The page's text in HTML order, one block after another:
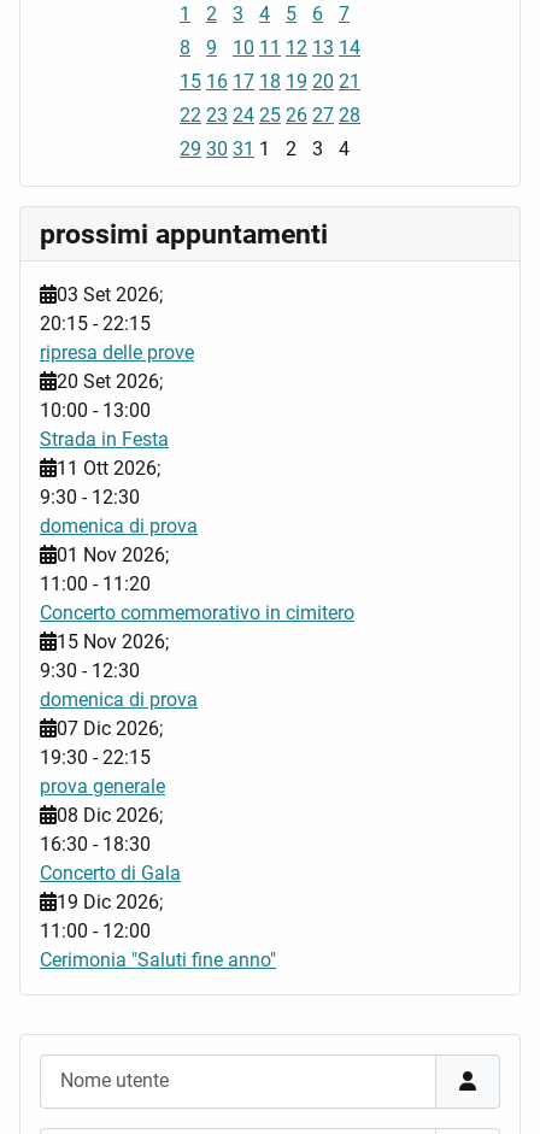
1
2 3 4 5 6
7
8
9 10 11 12 13 14
15 16 17 18 19 20 21
22 23 24 25 26 27 28
29 30 31 1 2 3 4
prossimi appuntamenti
03 Set 2026;
20:15 -22:15
ripresa delle prove
20 Set 2026;
10:00 - 13:00
Strada in Festa
11 Ott 2026;
9:30 - 12:30
domenica di prova
01 Nov 2026;
11:00 - 11:20
Concerto commemorativo in cimitero
15 Nov 2026;
9:30 - 12:30
domenica di prova
07 Dic 2026;
19:30 -22:15
prova generale
08 Dic 2026;
16:30 - 18:30
Concerto di Gala
19 Dic 2026;
11:00 - 12:00
Cerimonia "Saluti fine anno"